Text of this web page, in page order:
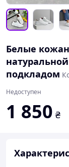
Белые
подкладом
Недоступен
1 850 ₴